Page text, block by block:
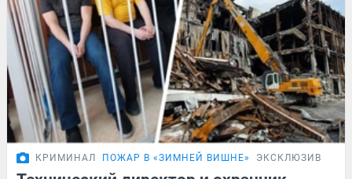
КРИМИНАЛ ПОЖАР В «ЗИМНЕЙ ВИШНЕ» ЭКСКЛЮЗИВ